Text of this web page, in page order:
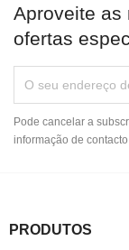
Aproveite as
ofertas
Pode cancelar a
informação de
PRODUTOS